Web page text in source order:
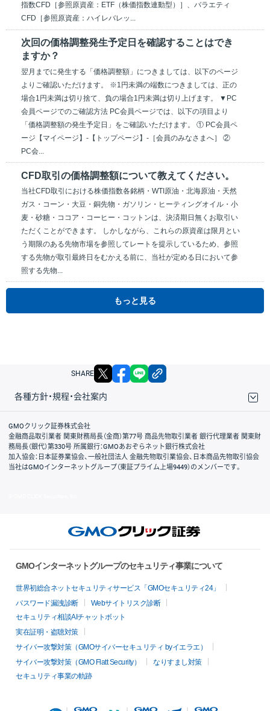
指数CFD［参照原資産：ETF（株価指数連動型）］、バラエティ
CFD［参照原資産：ハイレバレッ...
次回の価格調整発生予定日を確認することはでき
ますか？
翌月までに発生する「価格調整額」につきましては、以下のページ
よりご確認いただけます。 ※1円未満の端数につきましては、正の
場合1円未満は切り捨て、負の場合1円未満は切り上げます。 ▼PC
会員ページでのご確認方法 PC会員ページでは、以下の項目より
「価格調整額の発生予定日」をご確認いただけます。 ① PC会員ペ
ージ【マイページ】-【トップページ】-［会員のみなさまへ］ ②
PC会...
CFD取引の価格調整額について教えてください。
当社CFD取引における株価指数各銘柄・WTI原油・北海原油・天然
ガス・コーン・大豆・銅先物・ガソリン・ヒーティングオイル・小
麦・砂糖・ココア・コーヒー・コットンは、決済期日無くお取引い
ただくことができます。 しかしながら、これらの原資産は限月とい
う期限のある先物市場を参照してレートを提示しているため、参照
する先物が取引最終日をむかえる前に、当社が定める日において参
照する先物...
もっと見る
SHARE X facebook
各種方針・規程・会社案内
取引規程・約款
サイトマップ
その他のご案内
個人情報保護方針
最良執行方針
サイトのご利用について
ディスクレイマー
信託保全
リスク説明
会社案内
GMOクリック証券株式会社
金融商品取引業者 関東財務局長（金商）第77号 商品先物取引業者 銀行代理業者 関東財
務局長（銀代）第330号 所属銀行：GMOあおぞらネット銀行株式会社
加入協会：日本証券業協会、一般社団法人 金融先物取引業協会、日本商品先物取引協会
当社はGMOインターネットグループ（東証プライム上場9449）のメンバーです。
GMOインターネットグループのセキュリティ事業について
世界初総合ネットセキュリティサービス「GMOセキュリティ24」
パスワード漏洩診断
Webサイトリスク診断
セキュリティ相談AIチャットボット
実在証明・盗聴対策
サイバー攻撃対策（GMOサイバーセキュリティ byイエラエ）
サイバー攻撃対策（GMO Flatt Security）
なりすまし対策
セキュリティ事業の軌跡